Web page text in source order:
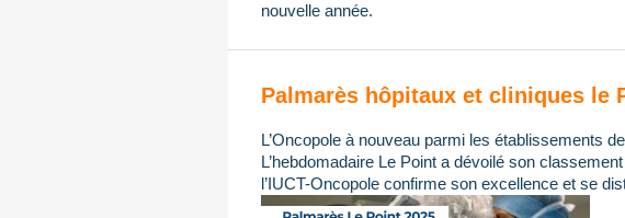
nouvelle année.
Palmarès hôpitaux et cliniques le
L’Oncopole à nouveau parmi les établissements
L’hebdomadaire Le Point a dévoilé son
l’IUCT-Oncopole confirme son excellence et se